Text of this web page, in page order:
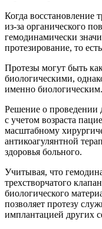
Когда восстановление
из-за органического
гемодинамически
протезирование, то
Протезы могут быть
биологическими,
именно биологическим.
Решение о проведении
с учетом возраста
масштабному
антикоагулянтной
здоровья больного.
Учитывая, что
трехстворчатого
биологического
позволяет протезу
имплантацией других